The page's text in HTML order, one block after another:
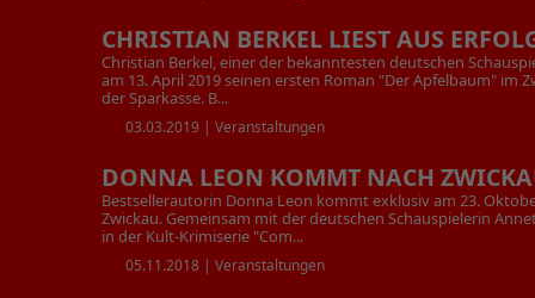
CHRISTIAN BERKEL LIEST AUS
Christian Berkel, einer der bekanntesten deutschen
am 13. April 2019 seinen ersten Roman "Der Apfelbaum" im
der Sparkasse. B...
03.03.2019 | Veranstaltungen
DONNA LEON KOMMT NACH
Bestsellerautorin Donna Leon kommt exklusiv am 23.
Zwickau. Gemeinsam mit der deutschen Schauspielerin
in der Kult-Krimiserie "Com...
05.11.2018 | Veranstaltungen